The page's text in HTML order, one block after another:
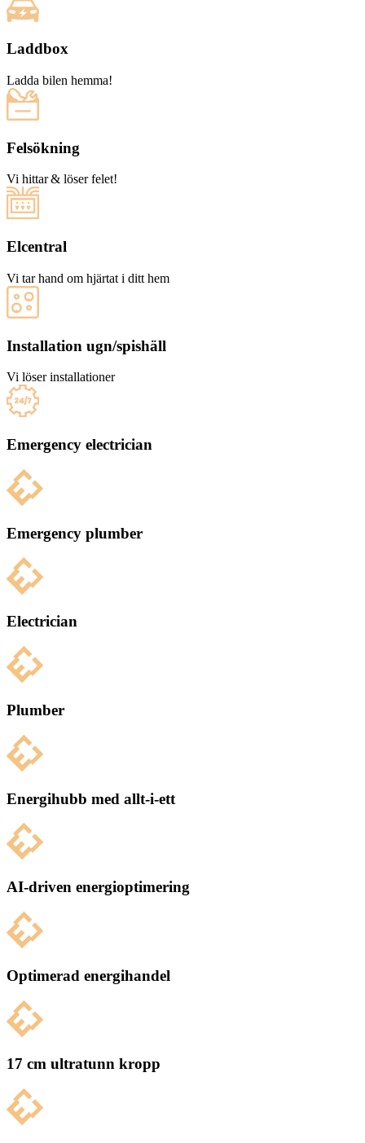
Laddbox
Ladda bilen hemma!
Felsökning
Vi hittar & löser felet!
Elcentral
Vi tar hand om hjärtat i ditt hem
Installation ugn/spishäll
Vi löser installationer
Emergency electrician
Emergency plumber
Electrician
Plumber
Energihubb med allt-i-ett
AI-driven energioptimering
Optimerad energihandel
17 cm ultratunn kropp